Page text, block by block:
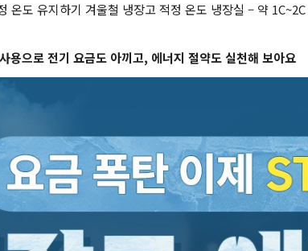
온도 유지하기 겨울철 냉장고 적정 온도 냉장실 – 약
으로 전기 요금도 아끼고, 에너지 절약도 실천해 보아요